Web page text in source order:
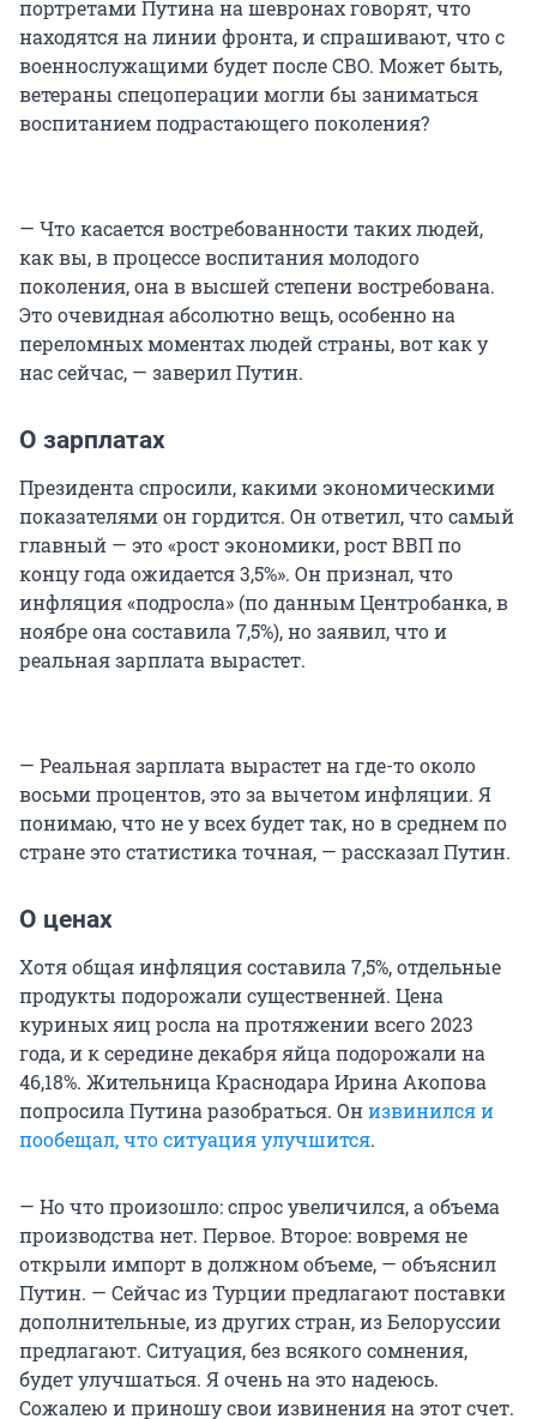
портретами Путина на шевронах говорят, что
находятся на линии фронта, и спрашивают, что с
военнослужащими будет после СВО. Может быть,
ветераны спецоперации могли бы заниматься
воспитанием подрастающего поколения?
— Что касается востребованности таких людей,
как вы, в процессе воспитания молодого
поколения, она в высшей степени востребована.
Это очевидная абсолютно вещь, особенно на
переломных моментах людей страны, вот как у
нас сейчас, — заверил Путин.
О зарплатах
Президента спросили, какими экономическими
показателями он гордится. Он ответил, что самый
главный — это «рост экономики, рост ВВП по
концу года ожидается 3,5%». Он признал, что
инфляция «подросла» (по данным Центробанка, в
ноябре она составила 7,5%), но заявил, что и
реальная зарплата вырастет.
— Реальная зарплата вырастет на где-то около
восьми процентов, это за вычетом инфляции. Я
понимаю, что не у всех будет так, но в среднем по
стране это статистика точная, — рассказал Путин.
О ценах
Хотя общая инфляция составила 7,5%, отдельные
продукты подорожали существенней. Цена
куриных яиц росла на протяжении всего 2023
года, и к середине декабря яйца подорожали на
46,18%. Жительница Краснодара Ирина Акопова
попросила Путина разобраться. Онизвинился и
пообещал, что ситуация улучшится.
— Но что произошло: спрос увеличился, а объема
производства нет. Первое. Второе: вовремя не
открыли импорт в должном объеме, — объяснил
Путин. — Сейчас из Турции предлагают поставки
дополнительные, из других стран, из Белоруссии
предлагают. Ситуация, без всякого сомнения,
будет улучшаться. Я очень на это надеюсь.
Сожалею и приношу свои извинения на этот счет.